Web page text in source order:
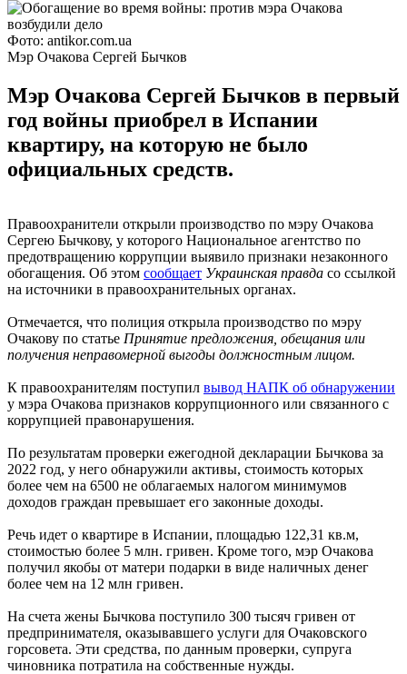
Фото: antikor.com.ua
Мэр Очакова Сергей Бычков
Мэр Очакова Сергей Бычков в первый
год войны приобрел в Испании
квартиру, на которую не было
официальных средств.
Правоохранители открыли производство по мэру Очакова
Сергею Бычкову, у которого Национальное агентство по
предотвращению коррупции выявило признаки незаконного
обогащения. Об этом сообщает Украинская правда со ссылкой
на источники в правоохранительных органах.
Отмечается, что полиция открыла производство по мэру
Очакову по статье Принятие предложения, обещания или
получения неправомерной выгоды должностным лицом.
К правоохранителям поступил вывод НАПК об обнаружении
у мэра Очакова признаков коррупционного или связанного с
коррупцией правонарушения.
По результатам проверки ежегодной декларации Бычкова за
2022 год, у него обнаружили активы, стоимость которых
более чем на 6500 не облагаемых налогом минимумов
доходов граждан превышает его законные доходы.
Речь идет о квартире в Испании, площадью 122,31 кв.м,
стоимостью более 5 млн. гривен. Кроме того, мэр Очакова
получил якобы от матери подарки в виде наличных денег
более чем на 12 млн гривен.
На счета жены Бычкова поступило 300 тысяч гривен от
предпринимателя, оказывавшего услуги для Очаковского
горсовета. Эти средства, по данным проверки, супруга
чиновника потратила на собственные нужды.